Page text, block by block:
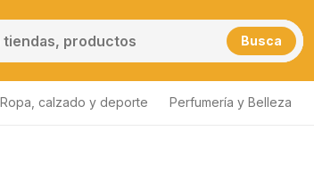
Busca
Ropa, calzado y deporte Perfumería y Belleza